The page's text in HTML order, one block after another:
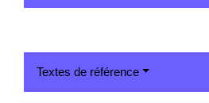
Textes de référence